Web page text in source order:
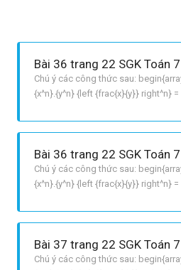
Bài 36 trang 22 SGK Toán
Chú ý các công thức sau:
{x^n}.{y^n} {left {frac{x}{y}} right^n}
10^{8}.2^{8}=10.2^{8}=20^{8} b
Bài 36 trang 22 SGK Toán
Chú ý các công thức sau:
{x^n}.{y^n} {left {frac{x}{y}} right^n}
10^{8}.2^{8}=10.2^{8}=20^{8} b
Bài 37 trang 22 SGK Toán
Chú ý các công thức sau: